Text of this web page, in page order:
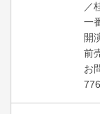
／
一
開
前
お